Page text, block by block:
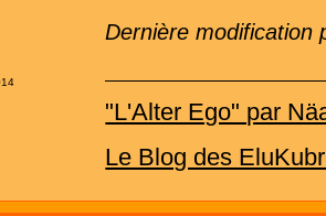
Dernière modification
"L'Alter Ego" par
Le Blog des